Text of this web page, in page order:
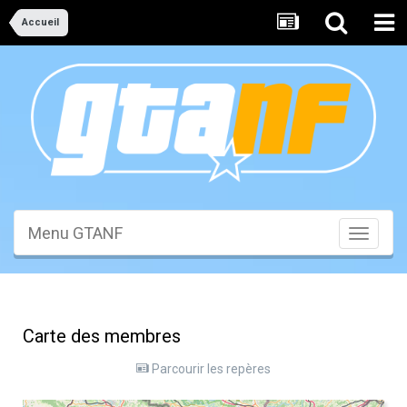
Accueil
Toggle
Menu GTANF
Carte des membres
Parcourir les repères